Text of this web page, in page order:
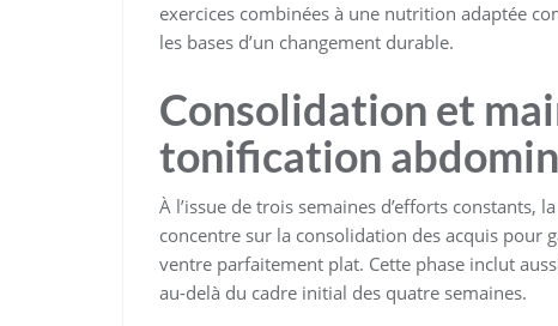
exercices combinées à une nutrition adaptée
les bases d’un changement durable.
Consolidation et
tonification
À l’issue de trois semaines d’efforts
concentre sur la consolidation des acquis
ventre parfaitement plat. Cette phase inclut
au-delà du cadre initial des quatre semaines.